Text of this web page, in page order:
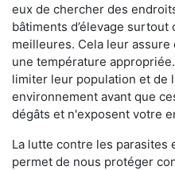
eux de chercher des
bâtiments d’élevage
meilleures. Cela leur
une température
limiter leur population et de
environnement avant que
dégâts et n'exposent votre
La lutte contre les parasites
permet de nous protéger